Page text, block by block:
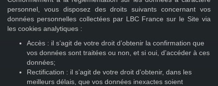
personnel, vous disposez des droits suivants concernant vos
données personnelles collectées par LBC France sur le Site via
les cookies analytiques :
Accès : il s’agit de votre droit d’obtenir la confirmation que
vos données sont traitées ou non, et si oui, d’accéder à ces
données;
Rectification : il s’agit de votre droit d’obtenir, dans les
meilleurs délais, que vos données inexactes soient